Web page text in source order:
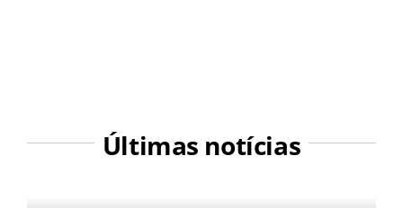
Últimas notícias